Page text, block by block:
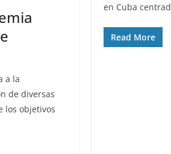
a la
de diversas
los objetivos
en Cuba
Read More